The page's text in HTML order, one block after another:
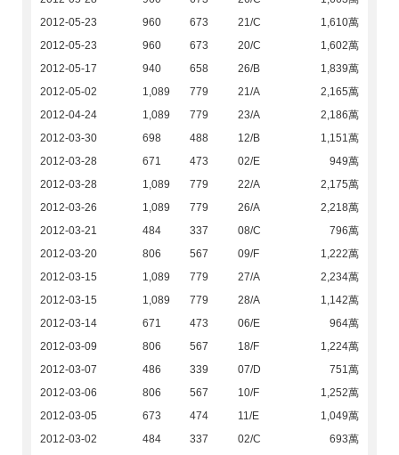
2012-05-23
960 673 21/C
1,610萬
2012-05-23
960 673 20/C
1,602萬
2012-05-17
940 658 26/B
1,839萬
2012-05-02
1,089 779 21/A
2,165萬
2012-04-24
1,089 779 23/A
2,186萬
2012-03-30
698 488 12/B
1,151萬
2012-03-28
671 473 02/E
949萬
2012-03-28
1,089 779 22/A
2,175萬
2012-03-26
1,089 779 26/A
2,218萬
2012-03-21
484 337 08/C
796萬
2012-03-20
806 567 09/F
1,222萬
2012-03-15
1,089 779 27/A
2,234萬
2012-03-15
1,089 779 28/A
1,142萬
2012-03-14
671 473 06/E
964萬
2012-03-09
806 567 18/F
1,224萬
2012-03-07
486 339 07/D
751萬
2012-03-06
806 567 10/F
1,252萬
2012-03-05
673 474 11/E
1,049萬
2012-03-02
484 337 02/C
693萬